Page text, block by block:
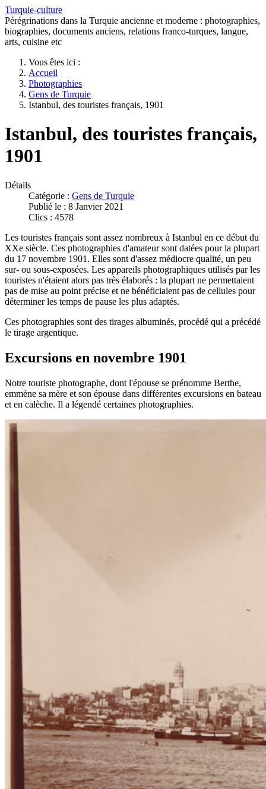
Turquie-culture
Pérégrinations dans la Turquie ancienne et moderne : photographies,
biographies, documents anciens, relations franco-turques, langue,
arts, cuisine etc
Vous êtes ici :
Accueil
Photographies
Gens de Turquie
Istanbul, des touristes français, 1901
Istanbul, des touristes français,
1901
Détails
Catégorie : Gens de Turquie
Publié le : 8 Janvier 2021
Clics : 4578
Les touristes français sont assez nombreux à Istanbul en ce début du
XXe siècle. Ces photographies d'amateur sont datées pour la plupart
du 17 novembre 1901. Elles sont d'assez médiocre qualité, un peu
sur- ou sous-exposées. Les appareils photographiques utilisés par les
touristes n'étaient alors pas très élaborés : la plupart ne permettaient
pas de mise au point précise et ne bénéficiaient pas de cellules pour
déterminer les temps de pause les plus adaptés.
Ces photographies sont des tirages albuminés, procédé qui a précédé
le tirage argentique.
Excursions en novembre 1901
Notre touriste photographe, dont l'épouse se prénomme Berthe,
emmène sa mère et son épouse dans différentes excursions en bateau
et en calèche. Il a légendé certaines photographies.